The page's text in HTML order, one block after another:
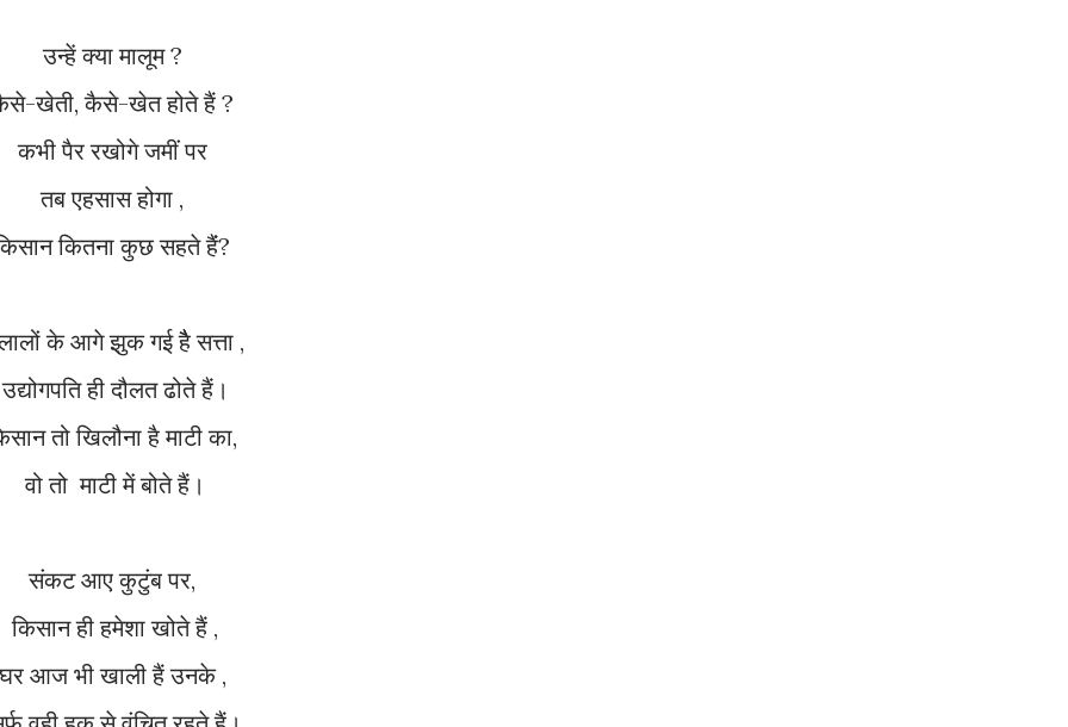
उन्हें क्या मालूम ?
कैसे-खेती, कैसे-खेत होते हैं ?
कभी पैर रखोगे जमीं पर
तब एहसास होगा ,
किसान कितना कुछ सहते हैंं?
के आगे झुक गई हैै सत्ता ,
उद्योगपति ही दौलत ढोते हैं।
किसान तो खिलौना है माटी का,
वो तो माटी में बोते हैं।
संकट आए कुटुंब पर,
किसान ही हमेशा खोते हैं ,
घर आज भी खाली हैं उनके ,